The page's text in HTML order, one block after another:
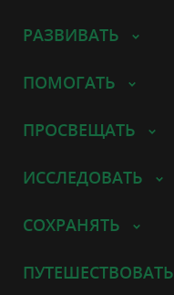
РАЗВИВАТЬ
ПОМОГАТЬ
ПРОСВЕЩАТЬ
ИССЛЕДОВАТЬ
СОХРАНЯТЬ
ПУТЕШЕСТВОВАТЬ